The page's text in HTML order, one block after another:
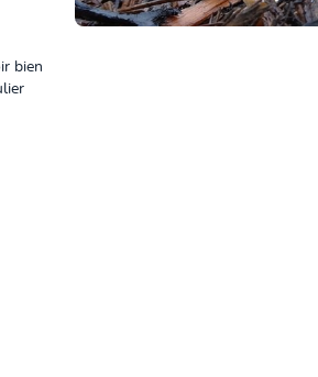
bien